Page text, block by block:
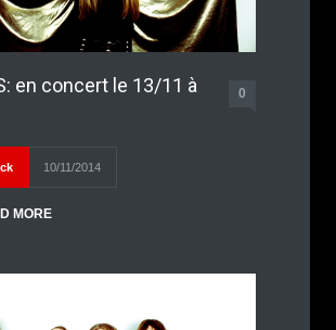
en concert le 13/11 à
0
10/11/2014
MORE